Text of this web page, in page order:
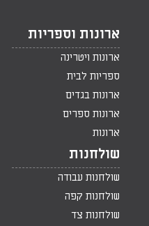
ארונות וספריות
ארונות ויטרינה
ספריות לבית
ארונות בגדים
ארונות ספרים
ארונות
שולחנות
שולחנות עבודה
שולחנות קפה
שולחנות צד